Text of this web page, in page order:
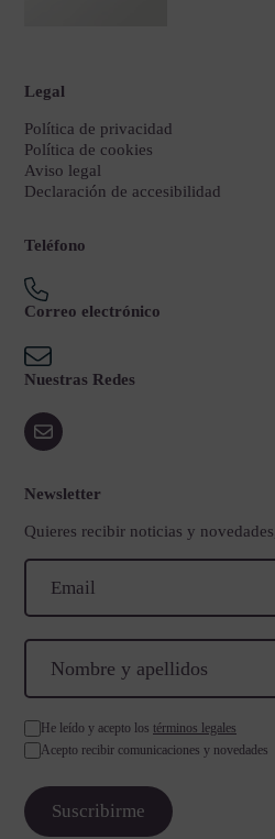
Legal
Política de privacidad
Política de cookies
Aviso legal
Declaración de accesibilidad
Teléfono
Correo electrónico
Nuestras Redes
Newsletter
Quieres recibir noticias y
He leído y acepto los términos legales
Acepto recibir comunicaciones y novedades